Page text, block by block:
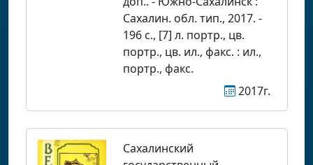
Сахалин. обл. тип., 2017. -
196 с., [7] л. портр., цв.
портр., цв. ил., факс. : ил.,
портр., факс.
2017г.
Сахалинский